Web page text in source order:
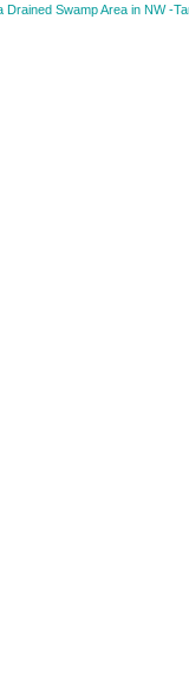
Swamp Area in NW -